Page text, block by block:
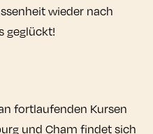
wieder nach
geglückt!
fortlaufenden Kursen
und Cham findet sich